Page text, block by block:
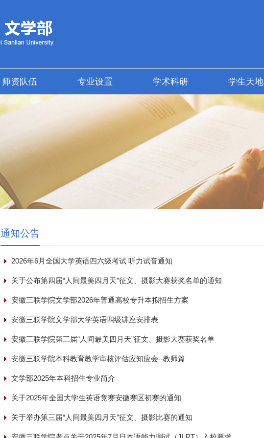
师资队伍 专业设置 学术科研 学生天地
通知公告
2026年6月全国大学英语四六级考试 听力试音通知
关于公布第四届“人间最美四月天”征文、摄影大赛获奖名单的通知
安徽三联学院文学部2026年普通高校专升本拟招生方案
安徽三联学院文学部大学英语四级讲座安排表
安徽三联学院第三届“人间最美四月天”征文、摄影大赛获奖名单
安徽三联学院本科教育教学审核评估应知应会--教师篇
文学部2025年本科招生专业简介
关于2025年全国大学生英语竞赛安徽赛区初赛的通知
关于举办第三届“人间最美四月天”征文、摄影比赛的通知